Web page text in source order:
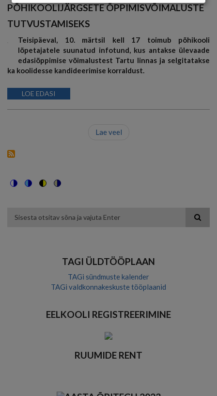
PÕHIKOOLIJÄRGSETE ÕPPIMISVÕIMALUSTE
TUTVUSTAMISEKS
Teisipäeval, 10. märtsil kell 17 toimub põhikooli
lõpetajatele suunatud infotund, kus antakse ülevaade
edasiõppimise võimalustest Tartu linnas ja selgitatakse
ka koolidesse kandideerimise korraldust.
LOE EDASI
Lae veel
color
high
soft
theme
TAGI ÜLDTÖÖPLAAN
TAGi sündmuste kalender
TAGi valdkonnakeskuste tööplaanid
EELKOOLI REGISTREERIMINE
RUUMIDE RENT
KÜPSISTE
KASUTAMINE